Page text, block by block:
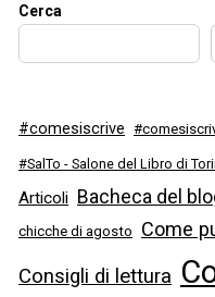
Cerca
#comesiscrive
#SalTo - Salone del Libro di
Articoli Bacheca del
chicche di agosto Come
Consigli di lettura